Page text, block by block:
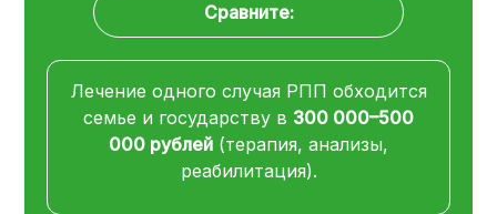
Сравните:
Лечение одного случая РПП обходится
семье и государству в 300 000–500
000 рублей (терапия, анализы,
реабилитация).